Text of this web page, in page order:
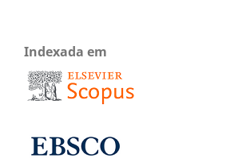
Indexada em